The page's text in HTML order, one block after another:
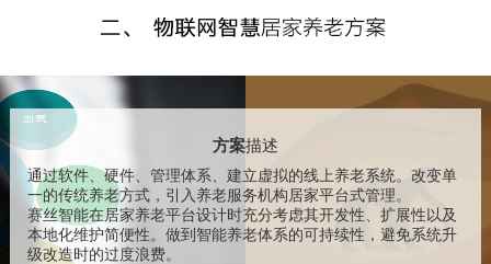
方案描述
通过软件、硬件、管理体系、建立虚拟的线上养老系统。改变单
一的传统养老方式，引入养老服务机构居家平台式管理。
赛丝智能在居家养老平台设计时充分考虑其开发性、扩展性以及
本地化维护简便性。做到智能养老体系的可持续性，避免系统升
级改造时的过度浪费。